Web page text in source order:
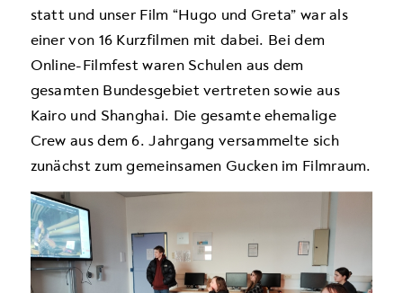
statt und unser Film “Hugo und Greta” war als
einer von 16 Kurzfilmen mit dabei. Bei dem
Online-Filmfest waren Schulen aus dem
gesamten Bundesgebiet vertreten sowie aus
Kairo und Shanghai. Die gesamte ehemalige
Crew aus dem 6. Jahrgang versammelte sich
zunächst zum gemeinsamen Gucken im Filmraum.